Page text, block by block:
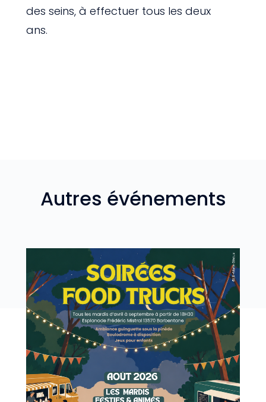
des seins, à effectuer tous les deux
ans.
Autres événements